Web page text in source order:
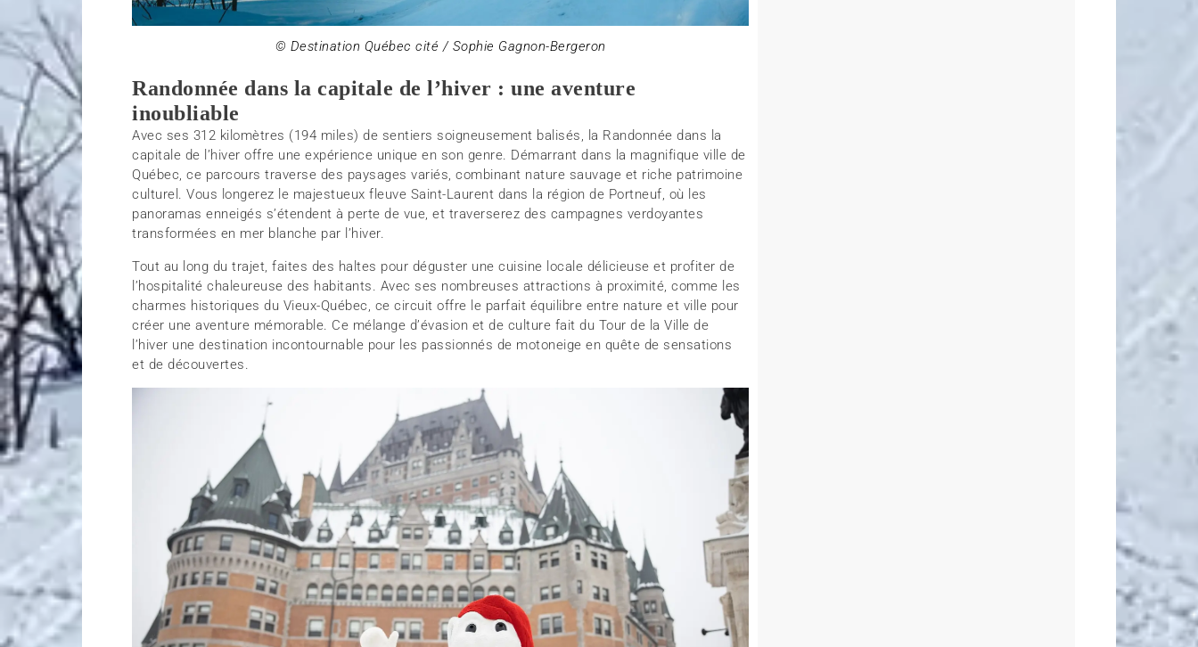
© Destination Québec cité / Sophie Gagnon-Bergeron
Randonnée dans la capitale de l’hiver : une aventure
inoubliable
Avec ses 312 kilomètres (194 miles) de sentiers soigneusement balisés, la Randonnée dans la
capitale de l’hiver offre une expérience unique en son genre. Démarrant dans la magnifique ville de
Québec, ce parcours traverse des paysages variés, combinant nature sauvage et riche patrimoine
culturel. Vous longerez le majestueux fleuve Saint-Laurent dans la région de Portneuf, où les
panoramas enneigés s’étendent à perte de vue, et traverserez des campagnes verdoyantes
transformées en mer blanche par l’hiver.
Tout au long du trajet, faites des haltes pour déguster une cuisine locale délicieuse et profiter de
l’hospitalité chaleureuse des habitants. Avec ses nombreuses attractions à proximité, comme les
charmes historiques du Vieux-Québec, ce circuit offre le parfait équilibre entre nature et ville pour
créer une aventure mémorable. Ce mélange d’évasion et de culture fait du Tour de la Ville de
l’hiver une destination incontournable pour les passionnés de motoneige en quête de sensations
et de découvertes.